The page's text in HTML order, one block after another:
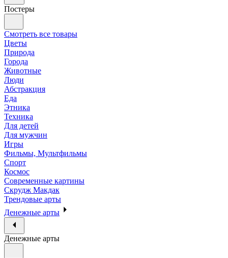
Постеры
Смотреть все товары
Цветы
Природа
Города
Животные
Люди
Абстракция
Еда
Этника
Техника
Для детей
Для мужчин
Игры
Фильмы, Мультфильмы
Спорт
Космос
Современные картины
Скрудж Макдак
Трендовые арты
Денежные арты
Денежные арты